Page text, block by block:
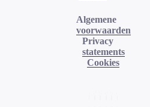
Algemene
voorwaarden
Privacy
statements
Cookies